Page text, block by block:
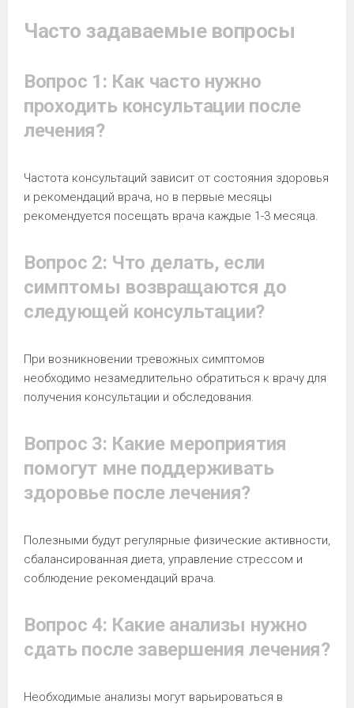
Часто задаваемые вопросы
Вопрос 1: Как часто нужно
проходить консультации после
лечения?
Частота консультаций зависит от состояния здоровья
и рекомендаций врача, но в первые месяцы
рекомендуется посещать врача каждые 1-3 месяца.
Вопрос 2: Что делать, если
симптомы возвращаются до
следующей консультации?
При возникновении тревожных симптомов
необходимо незамедлительно обратиться к врачу для
получения консультации и обследования.
Вопрос 3: Какие мероприятия
помогут мне поддерживать
здоровье после лечения?
Полезными будут регулярные физические активности,
сбалансированная диета, управление стрессом и
соблюдение рекомендаций врача.
Вопрос 4: Какие анализы нужно
сдать после завершения лечения?
Необходимые анализы могут варьироваться в